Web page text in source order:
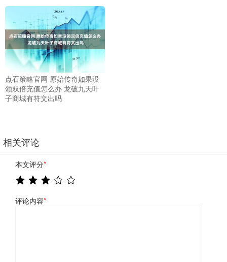
点石策略官网 原始传奇如果没
领双倍充值怎么办 龙破九天叶
子商城有符文出吗
相关评论
本文评分*
评论内容*